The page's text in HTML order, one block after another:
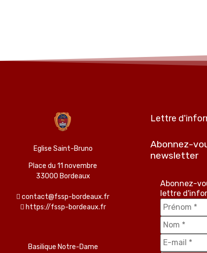
Eglise Saint-Bruno
Place du 11 novembre
33000 Bordeaux
contact@fssp-bordeaux.fr
https://fssp-bordeaux.fr
Basilique Notre-Dame
Lettre
Abonnez-
newsletter
Abonnez-
lettre